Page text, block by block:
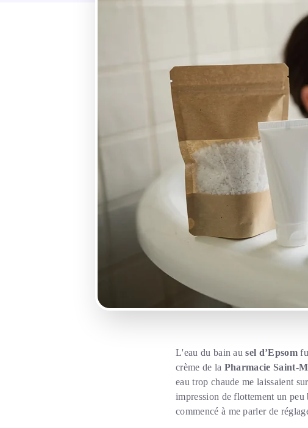
L'eau du bain ausel d’Epsom
crème de la Pharmacie Saint-
eau trop chaude me laissaient
impression de flottement un
commencé à me parler de